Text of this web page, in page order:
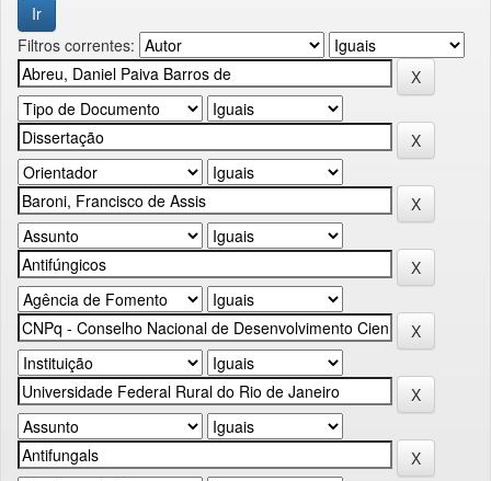
Filtros correntes: